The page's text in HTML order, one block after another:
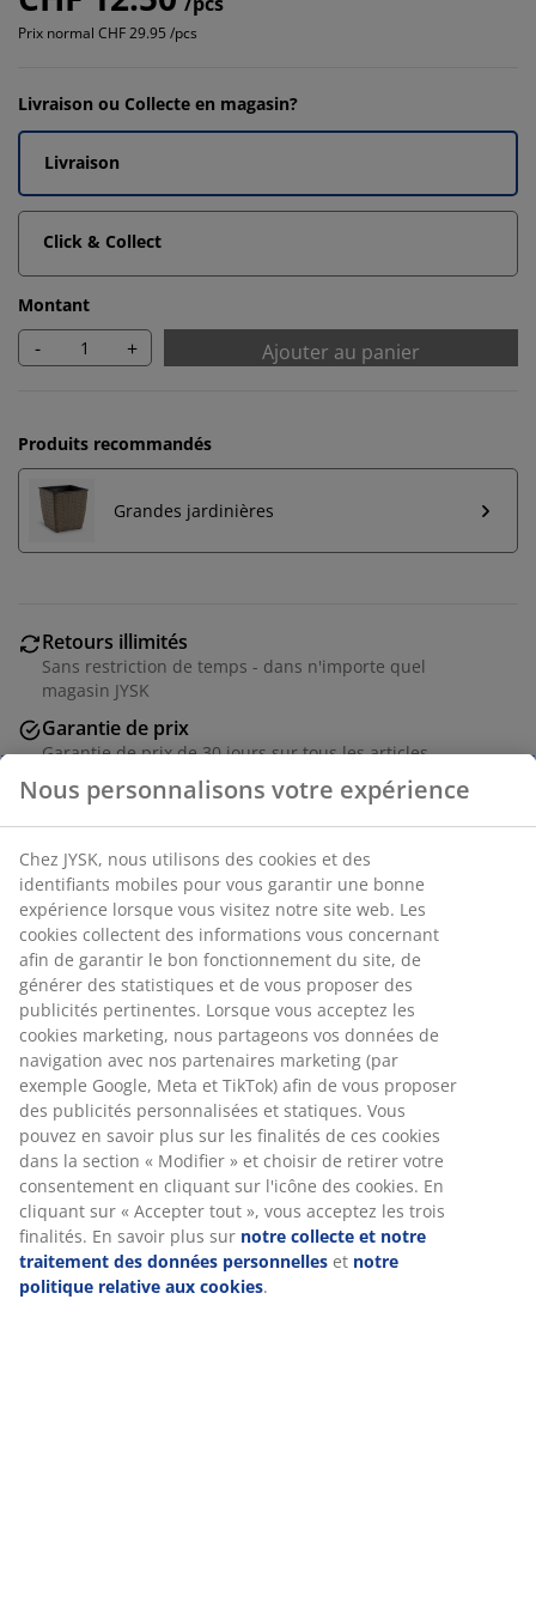
Prix normal CHF 29.95 /pcs
Livraison ou Collecte en magasin?
Livraison
Click & Collect
Montant
- + Ajouter au panier
Produits recommandés
Grandes jardinières
Retours illimités
Sans restriction de temps - dans n'importe quel
magasin JYSK
Garantie de prix
Garantie de prix de 30 jours sur tous les articles
Options de livraison flexibles
Plante artificielle d'extérieur verte avec protection UV.
Le design réaliste d'eucalyptus apporte vie et
personnalité à votre balcon ou terrasse sans besoin
d'entretien. Ø35 x H90 cm
RÉFÉRENCE: 6425034
Spécifications
Avis
(16)
Nous personnalisons votre expérience
Chez JYSK, nous utilisons des cookies et des
identifiants mobiles pour vous garantir une bonne
expérience lorsque vous visitez notre site web. Les
cookies collectent des informations vous concernant
afin de garantir le bon fonctionnement du site, de
générer des statistiques et de vous proposer des
publicités pertinentes. Lorsque vous acceptez les
cookies marketing, nous partageons vos données de
navigation avec nos partenaires marketing (par
exemple Google, Meta et TikTok) afin de vous proposer
des publicités personnalisées et statiques. Vous
pouvez en savoir plus sur les finalités de ces cookies
dans la section « Modifier » et choisir de retirer votre
consentement en cliquant sur l'icône des cookies. En
cliquant sur « Accepter tout », vous acceptez les trois
finalités. En savoir plus sur notre collecte et notre
traitement des données personnelles et notre
politique relative aux cookies.